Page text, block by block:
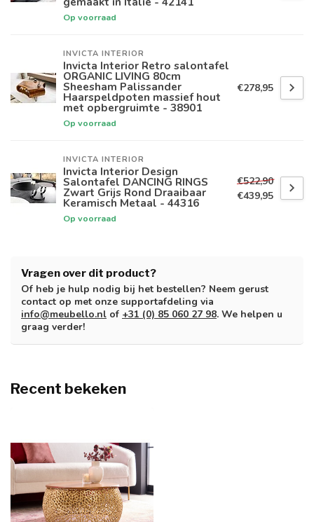
Op voorraad
INVICTA INTERIOR
Invicta Interior Retro salontafel
ORGANIC LIVING 80cm
Sheesham Palissander
Haarspeldpoten massief hout
met opbergruimte - 38901
Op voorraad
€278,95
INVICTA INTERIOR
Invicta Interior Design
Salontafel DANCING RINGS
Zwart Grijs Rond Draaibaar
Keramisch Metaal - 44316
Op voorraad
€522,90
€439,95
Vragen over dit product?
Of heb je hulp nodig bij het bestellen? Neem gerust
contact op met onze supportafdeling via
info@meubello.nl of +31 (0) 85 060 27 98. We helpen u
graag verder!
Recent bekeken